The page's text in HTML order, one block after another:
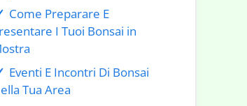
Come Preparare E
I Tuoi Bonsai in
Eventi E Incontri Di Bonsai
Tua Area